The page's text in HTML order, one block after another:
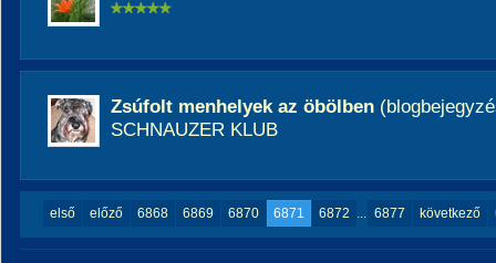
Zsúfolt menhelyek az öbölben
SCHNAUZER KLUB
első előző 6868 6869 6870 6871 6872 ... 6877 következő